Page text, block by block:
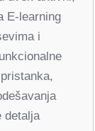
E-learning
i
detalja